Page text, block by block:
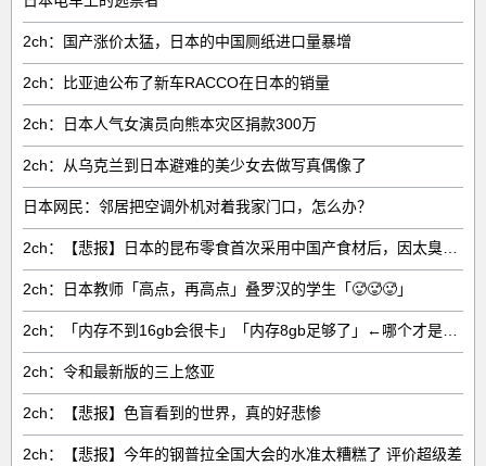
2ch：国产涨价太猛，日本的中国厕纸进口量暴增
2ch：比亚迪公布了新车RACCO在日本的销量
2ch：日本人气女演员向熊本灾区捐款300万
2ch：从乌克兰到日本避难的美少女去做写真偶像了
日本网民：邻居把空调外机对着我家门口，怎么办？
2ch：日本教师「高点，再高点」叠罗汉的学生「🥵🥵🥵」
2ch：令和最新版的三上悠亚
2ch：【悲报】色盲看到的世界，真的好悲惨
2ch：【悲报】今年的钢普拉全国大会的水准太糟糕了 评价超级差